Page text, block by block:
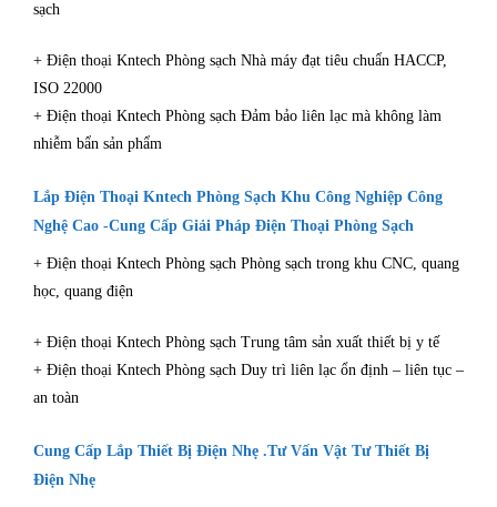
sạch
+ Điện thoại Kntech Phòng sạch Nhà máy đạt tiêu chuẩn HACCP,
ISO 22000
+ Điện thoại Kntech Phòng sạch Đảm bảo liên lạc mà không làm
nhiễm bẩn sản phẩm
Lắp Điện Thoại Kntech Phòng Sạch Khu Công Nghiệp Công
Nghệ Cao -Cung Cấp Giải Pháp Điện Thoại Phòng Sạch
+ Điện thoại Kntech Phòng sạch Phòng sạch trong khu CNC, quang
học, quang điện
+ Điện thoại Kntech Phòng sạch Trung tâm sản xuất thiết bị y tế
+ Điện thoại Kntech Phòng sạch Duy trì liên lạc ổn định – liên tục –
an toàn
Cung Cấp Lắp Thiết Bị Điện Nhẹ .Tư Vấn Vật Tư Thiết Bị
Điện Nhẹ